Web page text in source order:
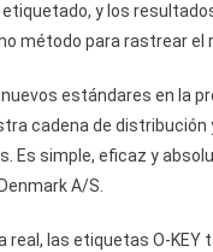
y los
método para rastrear
nuevos estándares en la
cadena de
Es simple, eficaz y
A/S.
real, las etiquetas O-